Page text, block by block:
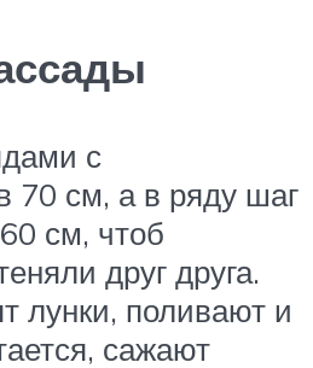
с
70 см, а в ряду шаг
см, чтоб
друг друга.
лунки, поливают и
сажают